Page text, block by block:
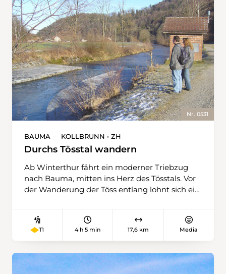
Nr. 0531
BAUMA — KOLLBRUNN • ZH
Durchs Tösstal wandern
Ab Winterthur fährt ein moderner Triebzug
nach Bauma, mitten ins Herz des Tösstals. Vor
der Wanderung der Töss entlang lohnt sich ein
auf einem angenehmen Weg bis zum Ziel in
Kollbrunn. Der Wanderweg gilt ebenfalls als
Wandernde hier ungestört. Nach dem
ehemaligen Stauwerk bei Rittweg, der
T1 4 h 5 min 17,6 km Media